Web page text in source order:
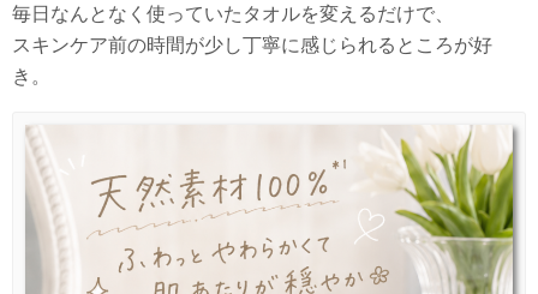
毎日なんとなく使っていたタオルを変えるだけで、
スキンケア前の時間が少し丁寧に感じられるところが好
き。